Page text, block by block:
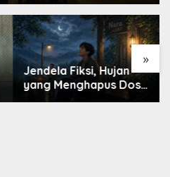
»
Jendela Fiksi, Hujan
yang Menghapus Dosa